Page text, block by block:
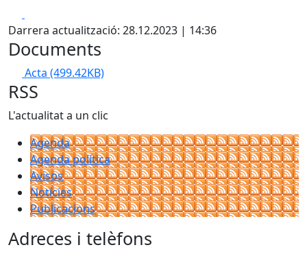
Darrera actualització: 28.12.2023 | 14:36
Documents
Acta (499.42KB)
RSS
L'actualitat a un clic
Agenda
Agenda política
Avisos
Notícies
Publicacions
Adreces i telèfons